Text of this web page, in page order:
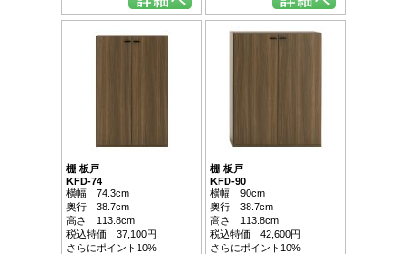
棚 板戸
KFD-74
横幅 74.3cm
奥行 38.7cm
高さ 113.8cm
税込特価 37,100円
さらにポイント10%
棚 板戸
KFD-90
横幅 90cm
奥行 38.7cm
高さ 113.8cm
税込特価 42,600円
さらにポイント10%